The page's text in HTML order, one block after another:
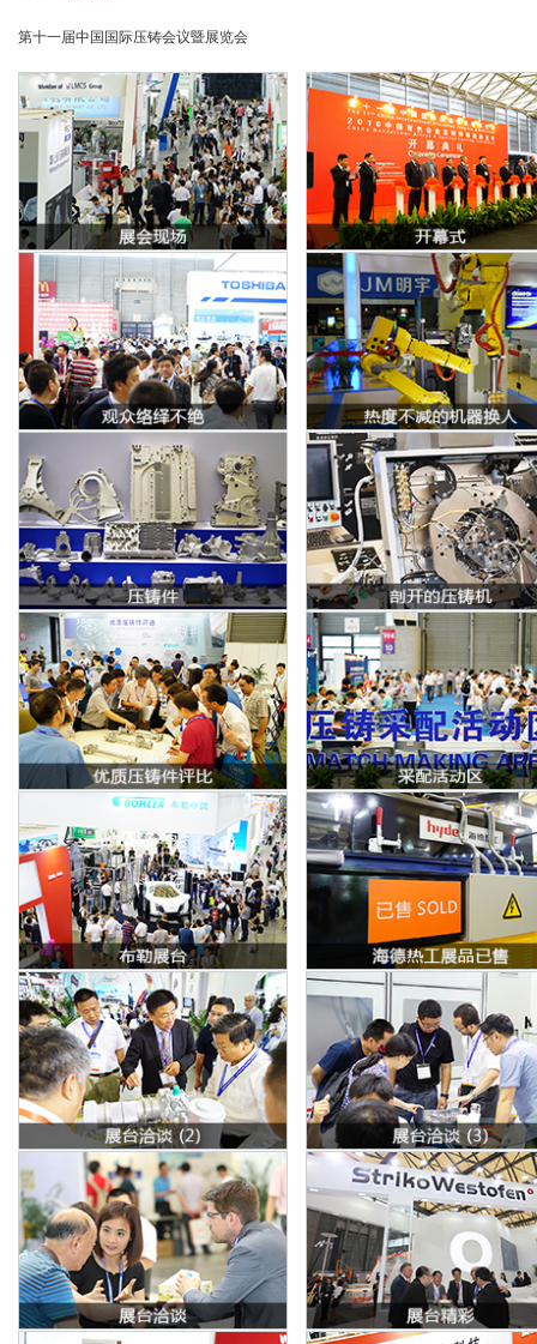
第十一届中国国际压铸会议暨展览会